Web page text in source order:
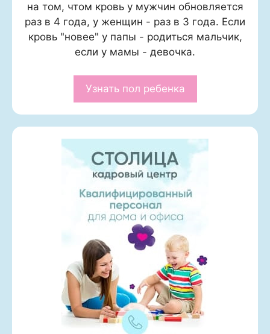
на том, чтом кровь у мужчин обновляется
раз в 4 года, у женщин - раз в 3 года. Если
кровь "новее" у папы - родиться мальчик,
если у мамы - девочка.
Узнать пол ребенка